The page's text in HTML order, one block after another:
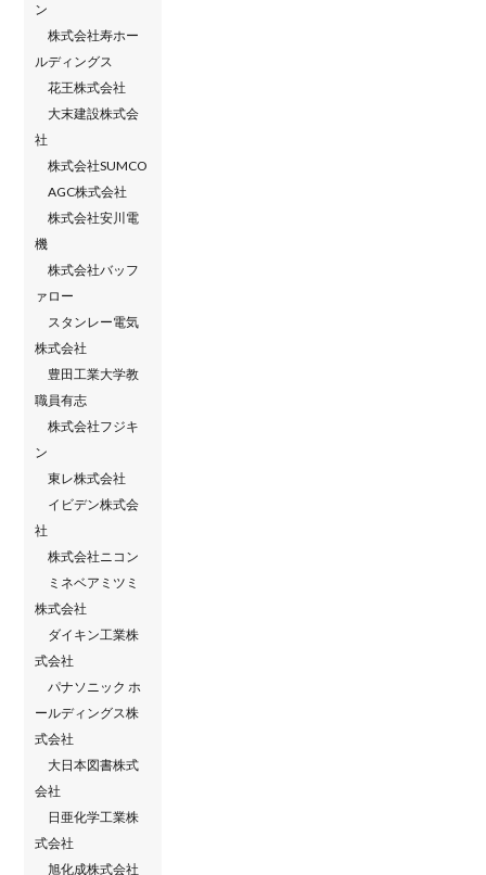
ン
株式会社寿ホー
ルディングス
花王株式会社
大末建設株式会
社
株式会社SUMCO
AGC株式会社
株式会社安川電
機
株式会社バッフ
ァロー
スタンレー電気
株式会社
豊田工業大学教
職員有志
株式会社フジキ
ン
東レ株式会社
イビデン株式会
社
株式会社ニコン
ミネベアミツミ
株式会社
ダイキン工業株
式会社
パナソニック ホ
ールディングス株
式会社
⼤⽇本図書株式
会社
日亜化学工業株
式会社
旭化成株式会社